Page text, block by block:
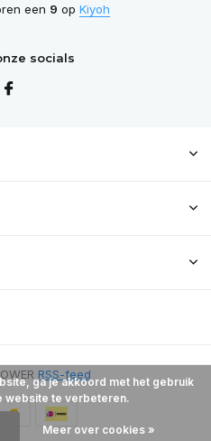
een 9 op Kiyoh
socials
RSS-feed
ga je akkoord met het gebruik
website te verbeteren.
Meer over cookies »